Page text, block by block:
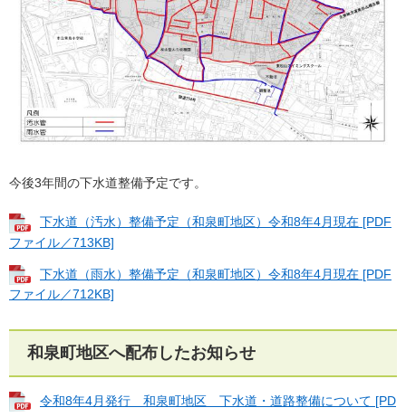
今後3年間の下水道整備予定です。
下水道（汚水）整備予定（和泉町地区）令和8年4月現在 [PDF
ファイル／713KB]
下水道（雨水）整備予定（和泉町地区）令和8年4月現在 [PDF
ファイル／712KB]
和泉町地区へ配布したお知らせ
令和8年4月発行 和泉町地区 下水道・道路整備について [PD